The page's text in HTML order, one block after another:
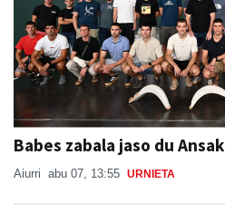
Babes zabala jaso du Ansak
Aiurri abu 07, 13:55 URNIETA